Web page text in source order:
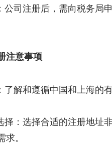
公司注册后，需向税务局
注意事项
了解和遵循中国和上海的
择：选择合适的注册地址
。